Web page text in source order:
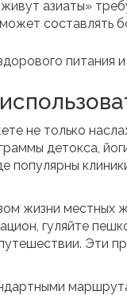
азиаты»
составлять
не только
детокса,
популярны
жизни
гуляйте
Эти